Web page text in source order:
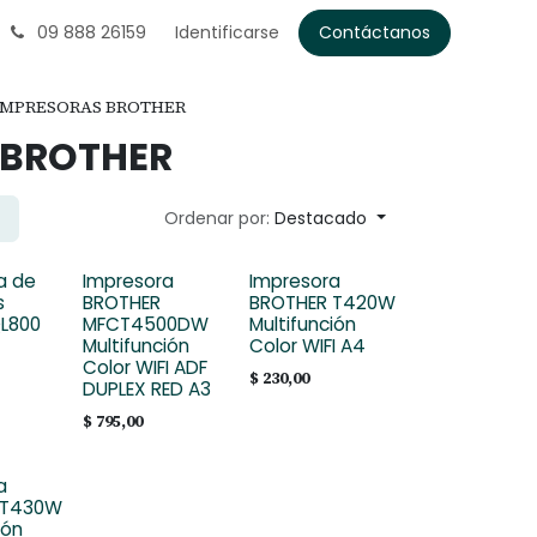
09 888 26159 Identificarse Contáctanos
BROTHER
Ordenar por: Destacado
de
Impresora
BROTHER
MFCT4500DW
Multifunción
Color WIFI ADF
DUPLEX RED A3
$ 795,00
Impresora
BROTHER T420W
Multifunción
Color WIFI A4
$ 230,00
T430W